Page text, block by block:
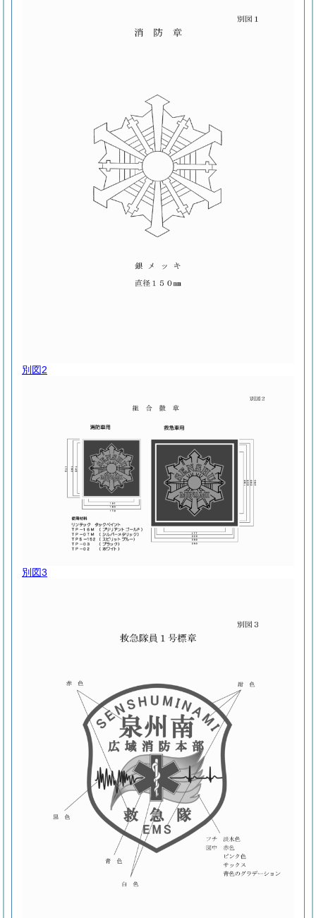
別図2
別図3